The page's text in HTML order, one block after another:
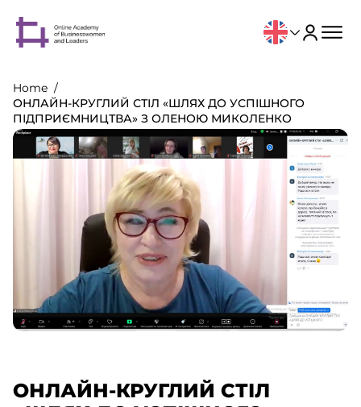
Home
ОНЛАЙН-КРУГЛИЙ СТІЛ «ШЛЯХ ДО УСПІШНОГО
ПІДПРИЄМНИЦТВА» З ОЛЕНОЮ МИКОЛЕНКО
ОНЛАЙН-КРУГЛИЙ СТІЛ